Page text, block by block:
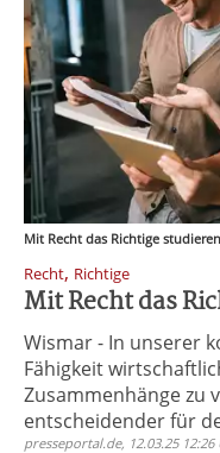
Mit Recht das Richtige
Recht, Richtige
Mit Recht das
Wismar - In unserer
Fähigkeit
Zusammenhänge zu
entscheidender für
presseportal.de, 12.03.25 12:26